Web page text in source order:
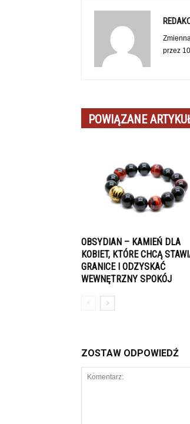
przez
POWIĄZANE
OBSYDIAN – KAMIEŃ DLA
KOBIET, KTÓRE CHCĄ
GRANICE I ODZYSKAĆ
WEWNĘTRZNY SPOKÓJ
ZOSTAW ODPOWIEDŹ